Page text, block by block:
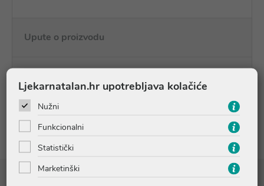
Upute o proizvodu
Recenzije
Ljekarnatalan.hr upotrebljava kolačiće
Nužni
Funkcionalni
Statistički
Marketinški